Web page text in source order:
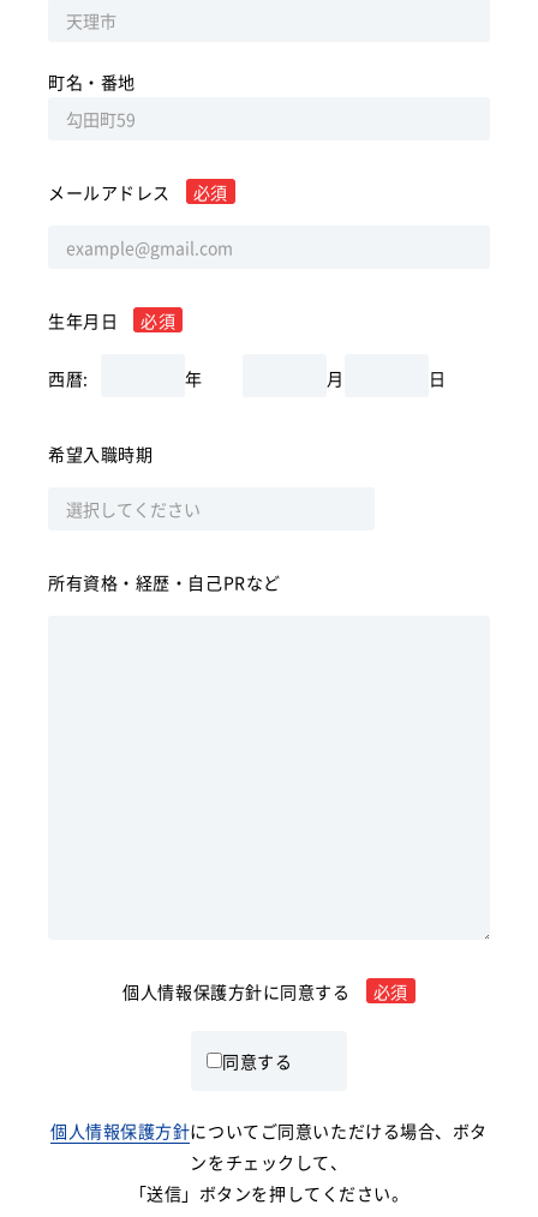
町名・番地
メールアドレス 必須
生年月日 必須
希望入職時期
所有資格・経歴・ 自己PRなど
個人情報保護方針に同意する 必須
同意する
個人情報保護方針についてご同意いただける場合、ボタ
ンをチェックして、
「送信」ボタンを押してください。